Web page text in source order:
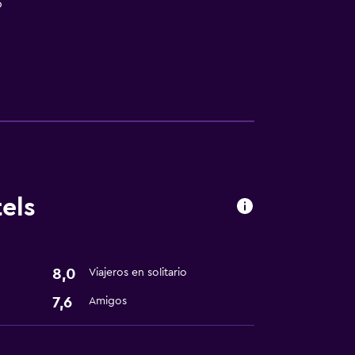
8,0 Viajeros en solitario
7,6 Amigos